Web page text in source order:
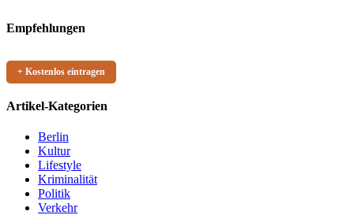
Empfehlungen
+ Kostenlos eintragen
Artikel-Kategorien
Berlin
Kultur
Lifestyle
Kriminalität
Politik
Verkehr